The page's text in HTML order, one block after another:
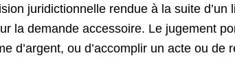
juridictionnelle rendue à la suite d’un
la demande accessoire. Le jugement
d’argent, ou d’accomplir un acte ou de